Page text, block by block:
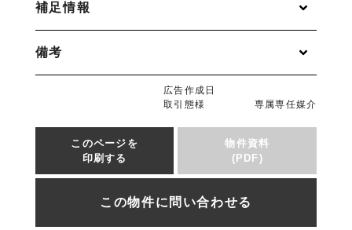
補足情報
備考
広告作成日
取引態様
専属専任媒介
このページを
印刷する
物件資料
(PDF)
この物件に問い合わせる